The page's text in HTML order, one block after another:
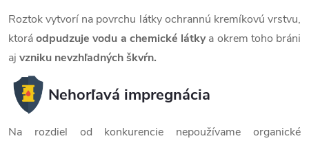
Roztok vytvorí na povrchu látky ochrannú kremíkovú vrstvu,
ktoráodpudzuje vodu a chemické látkya okrem toho bráni
aj vzniku nevzhľadných škvŕn.
Nehorľavá impregnácia
Na rozdiel od konkurencie nepoužívame organické